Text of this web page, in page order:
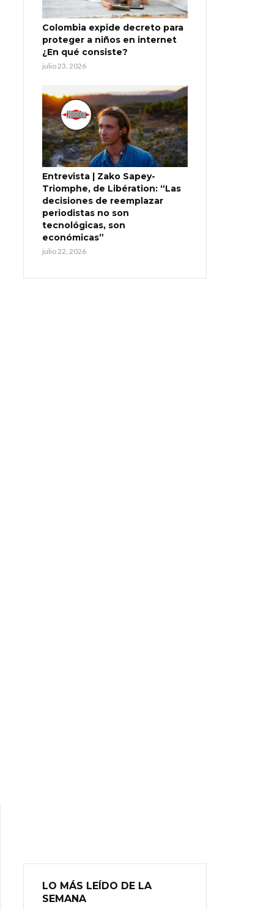
Colombia expide decreto para
proteger a niños en internet
¿En qué consiste?
julio 23, 2026
Entrevista | Zako Sapey-
Triomphe, de Libération: “Las
decisiones de reemplazar
periodistas no son
tecnológicas, son
económicas”
julio 22, 2026
LO MÁS LEÍDO DE LA
SEMANA